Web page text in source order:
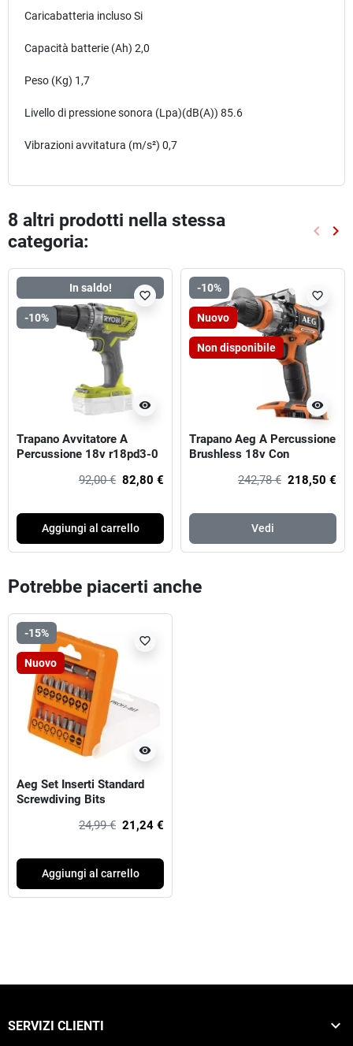
Caricabatteria inclusoSi
Capacità batterie (Ah) 2,0
Peso (Kg) 1,7
Livello di pressione sonora (Lpa)(dB(A)) 85.6
Vibrazioni avvitatura (m/s²) 0,7
8 altri prodotti nella stessa
categoria:
keyboard_arrow_left keyboard_arrow_right
In saldo!
-10%
visibility
favorite_border
Trapano Avvitatore A
Percussione 18v r18pd3-0
92,00 € 82,80 €
Aggiungi al carrello
-10%
Nuovo
Non disponibile
visibility
favorite_border
Trapano Aeg A Percussione
Brushless 18v Con
242,78 € 218,50 €
Vedi
Potrebbe piacerti anche
-15%
Nuovo
visibility
favorite_border
Aeg Set Inserti Standard
Screwdiving Bits
24,99 € 21,24 €
Aggiungi al carrello
SERVIZI CLIENTI 